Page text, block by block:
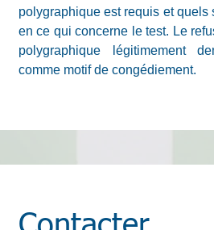
polygraphique est requis et
en ce qui concerne le test. Le
polygraphique légitimement
comme motif de congédiement.